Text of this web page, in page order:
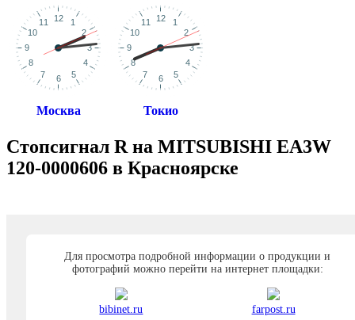
Москва Токио
Стопсигнал R на MITSUBISHI EA3W
120-0000606 в Красноярске
Для просмотра подробной информации о продукции и
фотографий можно перейти на интернет площадки:
bibinet.ru farpost.ru